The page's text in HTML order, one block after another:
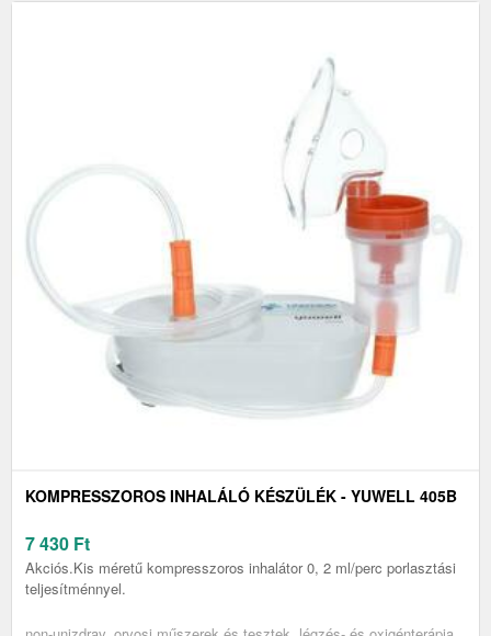
KOMPRESSZOROS INHALÁLÓ KÉSZÜLÉK - YUWELL 405B
7 430 Ft
Akciós.Kis méretű kompresszoros inhalátor 0, 2 ml/perc porlasztási
teljesítménnyel.